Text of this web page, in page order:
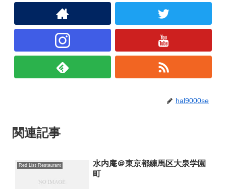
hal9000se
関連記事
Red List Restaurant
水内庵＠東京都練馬区大泉学園
町